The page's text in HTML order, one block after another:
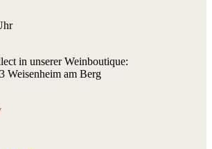
in unserer Weinboutique:
Weisenheim am Berg